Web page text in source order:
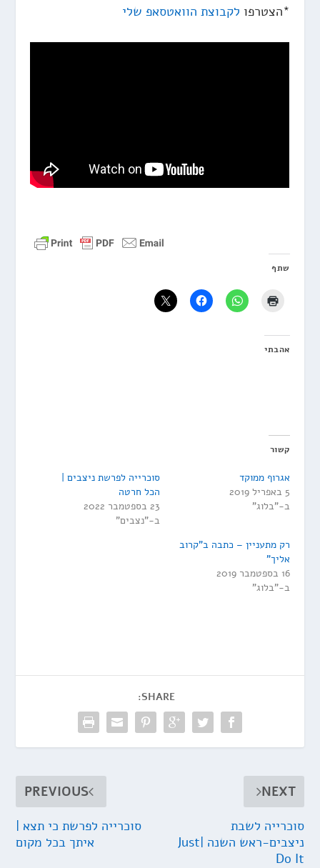
*הצטרפו לקבוצת הוואטסאפ שלי
שתף
אהבתי
קשור
אגרוף ממוקד
5 באפריל 2019
ב-"בלוג"
סוכרייה לפרשת ניצבים |
הכל חרטה
23 בספטמבר 2022
ב-"נצבים"
רק מתעניין – כתבה ב"קרוב
אליך"
16 בספטמבר 2019
ב-"בלוג"
SHARE:
PREVIOUS
סוכרייה לפרשת כי תצא |
איתך בכל מקום
NEXT
סוכרייה לשבת
ניצבים-ראש השנה |Just
Do It